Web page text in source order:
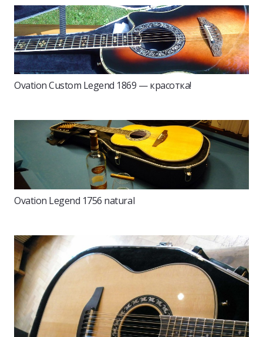
Ovation Custom Legend 1869 — красотка!
Ovation Legend 1756 natural